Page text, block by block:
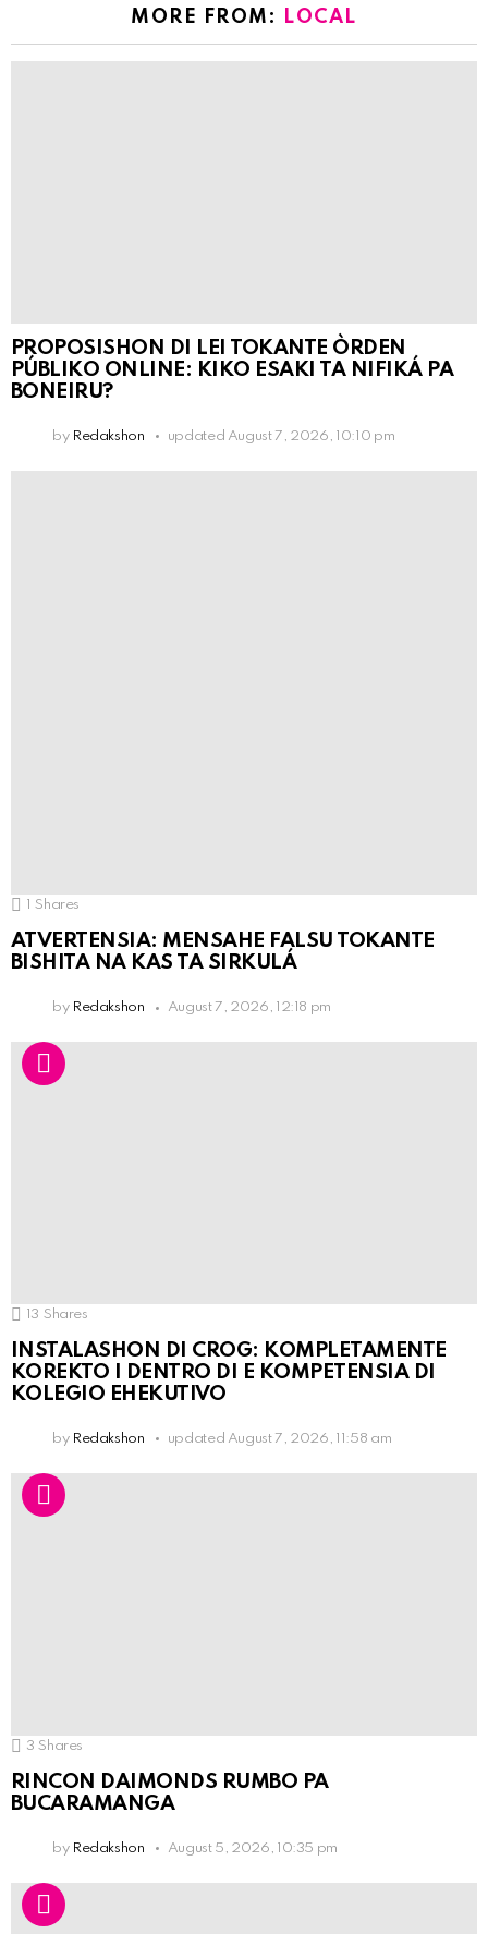
MORE FROM: LOCAL
PROPOSISHON DI LEI TOKANTE ÒRDEN
PÚBLIKO ONLINE: KIKO ESAKI TA NIFIKÁ PA
BONEIRU?
by Redakshon updated August 7, 2026, 10:10 pm
Shares
ATVERTENSIA: MENSAHE FALSU TOKANTE
BISHITA NA KAS TA SIRKULÁ
by Redakshon August 7, 2026, 12:18 pm
13 Shares
INSTALASHON DI CROG: KOMPLETAMENTE
KOREKTO I DENTRO DI E KOMPETENSIA DI
KOLEGIO EHEKUTIVO
by Redakshon updated August 7, 2026, 11:58 am
3 Shares
RINCON DAIMONDS RUMBO PA
BUCARAMANGA
by Redakshon August 5, 2026, 10:35 pm